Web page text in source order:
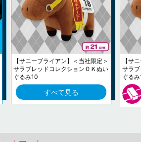
【サニーブライアン】＜当社限定＞
サラブレッドコレクションＯＫぬい
ぐるみ10
すべて見る
【サ
サラ
ぐる